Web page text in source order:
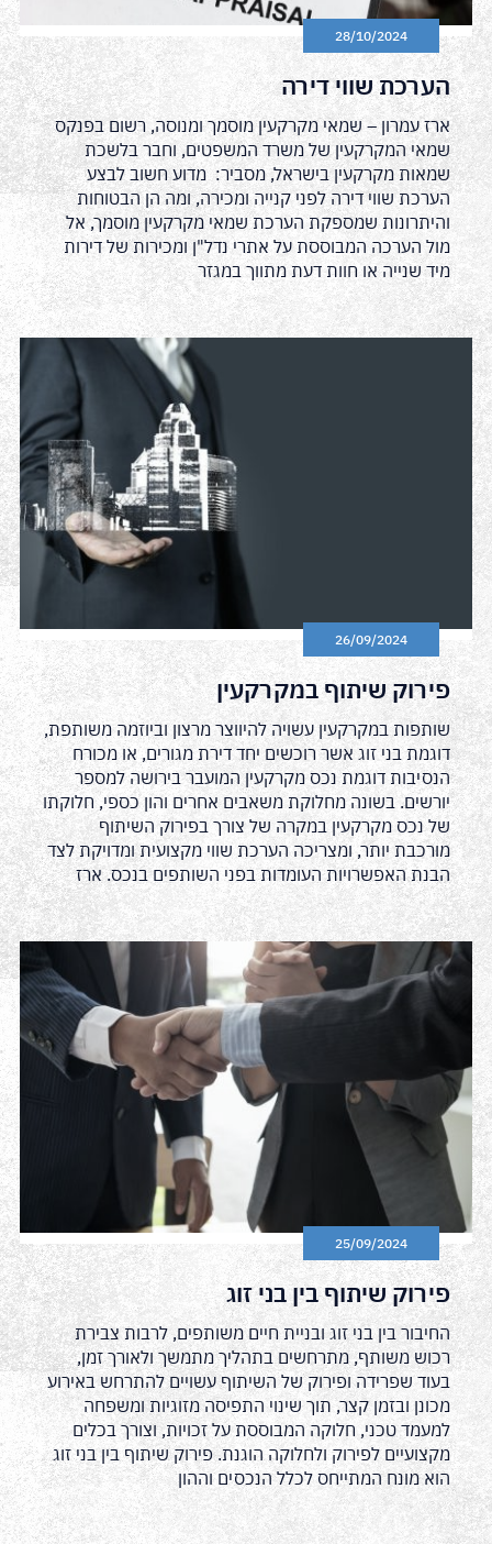
28/10/2024
הערכת שווי דירה
ארז עמרון – שמאי מקרקעין מוסמך ומנוסה, רשום בפנקס
שמאי המקרקעין של משרד המשפטים, וחבר בלשכת
שמאות מקרקעין בישראל, מסביר: מדוע חשוב לבצע
הערכת שווי דירה לפני קנייה ומכירה, ומה הן הבטוחות
והיתרונות שמספקת הערכת שמאי מקרקעין מוסמך, אל
מול הערכה המבוססת על אתרי נדל"ן ומכירות של דירות
מיד שנייה או חוות דעת מתווך במגזר
26/09/2024
פירוק שיתוף במקרקעין
שותפות במקרקעין עשויה להיווצר מרצון וביוזמה משותפת,
דוגמת בני זוג אשר רוכשים יחד דירת מגורים, או מכורח
הנסיבות דוגמת נכס מקרקעין המועבר בירושה למספר
יורשים. בשונה מחלוקת משאבים אחרים והון כספי, חלוקתו
של נכס מקרקעין במקרה של צורך בפירוק השיתוף
מורכבת יותר, ומצריכה הערכת שווי מקצועית ומדויקת לצד
הבנת האפשרויות העומדות בפני השותפים בנכס. ארז
25/09/2024
פירוק שיתוף בין בני זוג
החיבור בין בני זוג ובניית חיים משותפים, לרבות צבירת
רכוש משותף, מתרחשים בתהליך מתמשך ולאורך זמן,
בעוד שפרידה ופירוק של השיתוף עשויים להתרחש באירוע
מכונן ובזמן קצר, תוך שינוי התפיסה מזוגיות ומשפחה
למעמד טכני, חלוקה המבוססת על זכויות, וצורך בכלים
מקצועיים לפירוק ולחלוקה הוגנת. פירוק שיתוף בין בני זוג
הוא מונח המתייחס לכלל הנכסים וההון